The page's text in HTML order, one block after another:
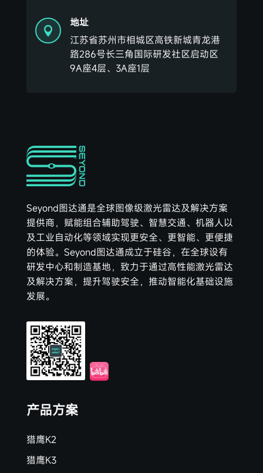

地址
江苏省苏州市相城区高铁新城青龙港
路286号长三角国际研发社区启动区
9A座4层、3A座1层
Seyond图达通是全球图像级激光雷达及解决方案
提供商，赋能组合辅助驾驶、智慧交通、机器人以
及工业自动化等领域实现更安全、更智能、更便捷
的体验。Seyond图达通成立于硅谷，在全球设有
研发中心和制造基地，致力于通过高性能激光雷达
及解决方案，提升驾驶安全，推动智能化基础设施
发展。
产品方案
猎鹰K2
猎鹰K3